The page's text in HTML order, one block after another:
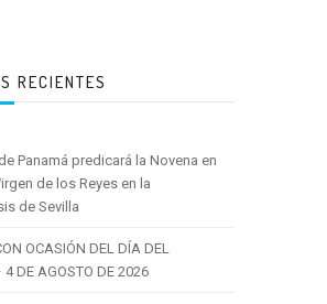
RECIENTES
Panamá predicará la Novena en
de los Reyes en la
de Sevilla
OCASIÓN DEL DÍA DEL
4 DE AGOSTO DE 2026